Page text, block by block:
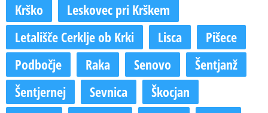
Krško
Leskovec pri Krškem
Letališče Cerklje ob Krki
Lisca
Pišece
Podbočje
Raka Senovo
Šentjanž
Šentjernej
Sevnica
Škocjan